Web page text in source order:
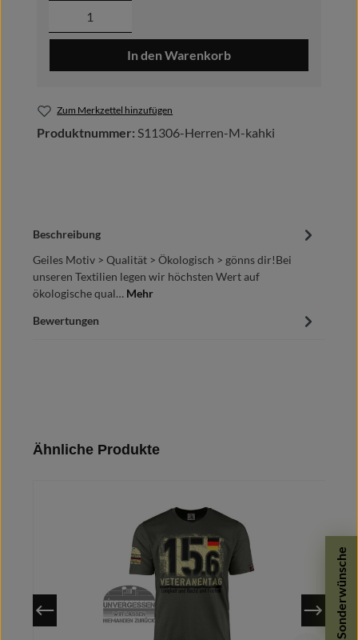
Produkt Anzahl: Gib den gewünschten
In den Warenkorb
Zum Merkzettel hinzufügen
Produktnummer: S11306-Herren-M-kahki
Sonderwünsche
Beschreibung
Geiles Motiv > Qualität > Ökologisch > gönns dir!Bei
unseren Textilien legen wir höchsten Wert auf
ökologische qual… Mehr
Bewertungen
Produktgalerie überspringen
Ähnliche Produkte